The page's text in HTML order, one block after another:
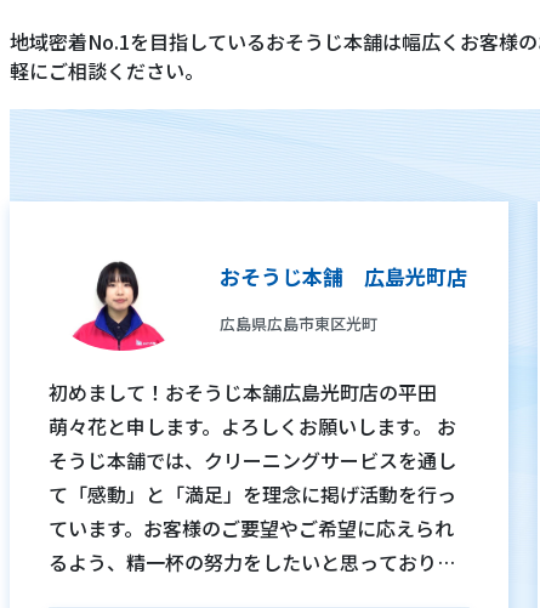
地域密着No.1を目指しているおそうじ本舗は幅広くお客様
軽にご相談ください。
おそうじ本舗 広島光町店
広島県広島市東区光町
初めまして！おそうじ本舗広島光町店の平田
萌々花と申します。よろしくお願いします。 お
そうじ本舗では、クリーニングサービスを通し
て「感動」と「満足」を理念に掲げ活動を行っ
ています。お客様のご要望やご希望に応えられ
るよう、精一杯の努力をしたいと思っておりま